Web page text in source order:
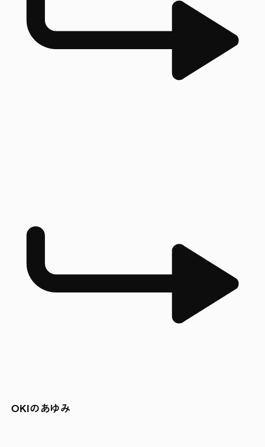
OKIのあゆみ